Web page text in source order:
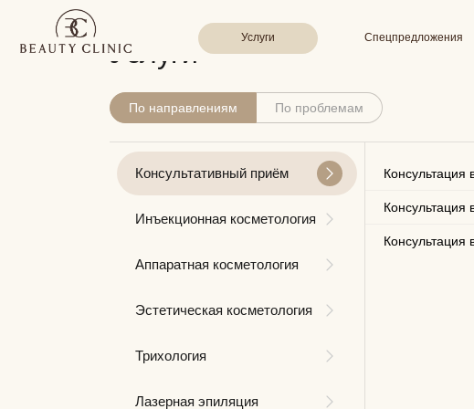
Спецпредложения До/
Услуги
Услуги
По направлениям По проблемам
Консультативный приём
Инъекционная косметология
Аппаратная косметология
Эстетическая косметология
Трихология
Лазерная эпиляция
Консультация
Консультация
Консультация